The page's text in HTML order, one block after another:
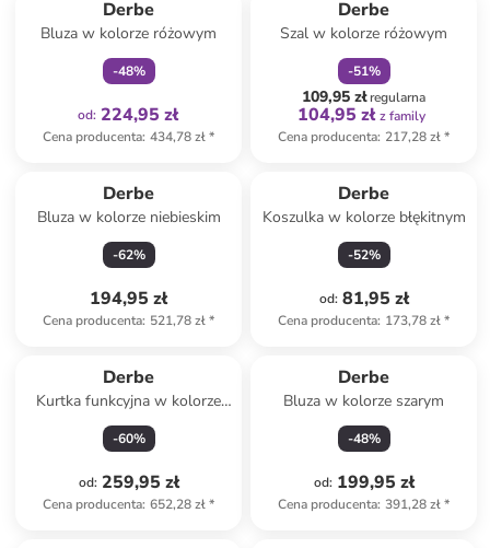
Derbe
Bluza w kolorze różowym
-48%
od: 224,95 zł
Cena producenta: 434,78 zł*
Derbe
Szal w kolorze różowym
-51%
109,95 złregularna
104,95 zł z family
Cena producenta: 217,28 zł*
Derbe
Bluza w kolorze niebieskim
-62%
194,95 zł
Cena producenta: 521,78 zł*
Derbe
Koszulka w kolorze błękitnym
-52%
od: 81,95 zł
Cena producenta: 173,78 zł*
Derbe
Kurtka funkcyjna w kolorze
brązowym
-60%
od: 259,95 zł
Cena producenta: 652,28 zł*
Derbe
Bluza w kolorze szarym
-48%
od: 199,95 zł
Cena producenta: 391,28 zł*